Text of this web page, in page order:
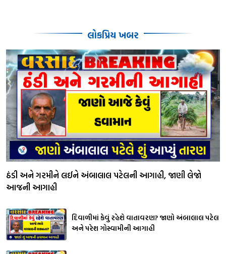
લોકપ્રિય ખબર
ઠંડી અને ગરમીને લઈને અંબાલાલ પટેલની આગાહી, જાણી લેજો
આજની આગાહી
દિવાળીમાં કેવું રહેશે વાતાવરણ? જાણો અંબાલાલ પટેલ
અને પરેશ ગોસ્વામીની આગાહી